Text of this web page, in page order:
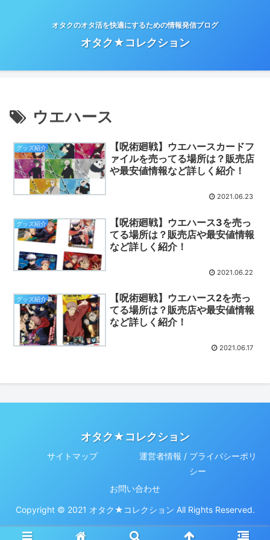
オタクのオタ活を快適にするための情報発信ブログ
オタク★コレクション
ウエハース
グッズ紹介
【呪術廻戦】ウエハースカードフ
ァイルを売ってる場所は？販売店
や最安値情報など詳しく紹介！
2021.06.23
グッズ紹介
【呪術廻戦】ウエハース3を売っ
てる場所は？販売店や最安値情報
など詳しく紹介！
2021.06.22
グッズ紹介
【呪術廻戦】ウエハース2を売っ
てる場所は？販売店や最安値情報
など詳しく紹介！
2021.06.17
オタク★コレクション
サイトマップ
運営者情報 / プライバシーポリ
シー
お問い合わせ
Copyright © 2021 オタク★コレクション All Rights Reserved.